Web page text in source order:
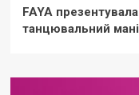
FAYA
танцювальний